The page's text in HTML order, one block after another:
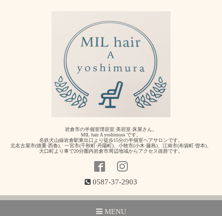
岩倉市の半個室理容室·美容室·床屋さん。
MIL hair A yoshimura です。
名鉄犬山線岩倉駅東出口より徒歩15分の半個室ヘアサロンです。
北名古屋市(徳重·西春)、一宮市(千秋町·丹陽町)、小牧市(小木·藤島)、江南市(布袋町·曽本)、
大口町より車で20分圏内岩倉市周辺地域からアクセス抜群です。
0587-37-2903
MENU